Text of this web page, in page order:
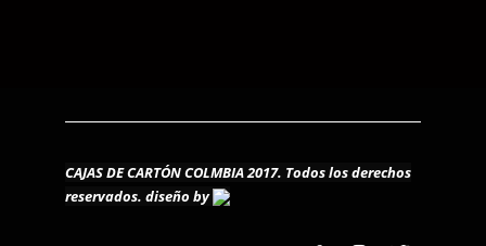
CAJAS DE CARTÓN COLMBIA 2017. Todos los derechos
reservados. diseño by